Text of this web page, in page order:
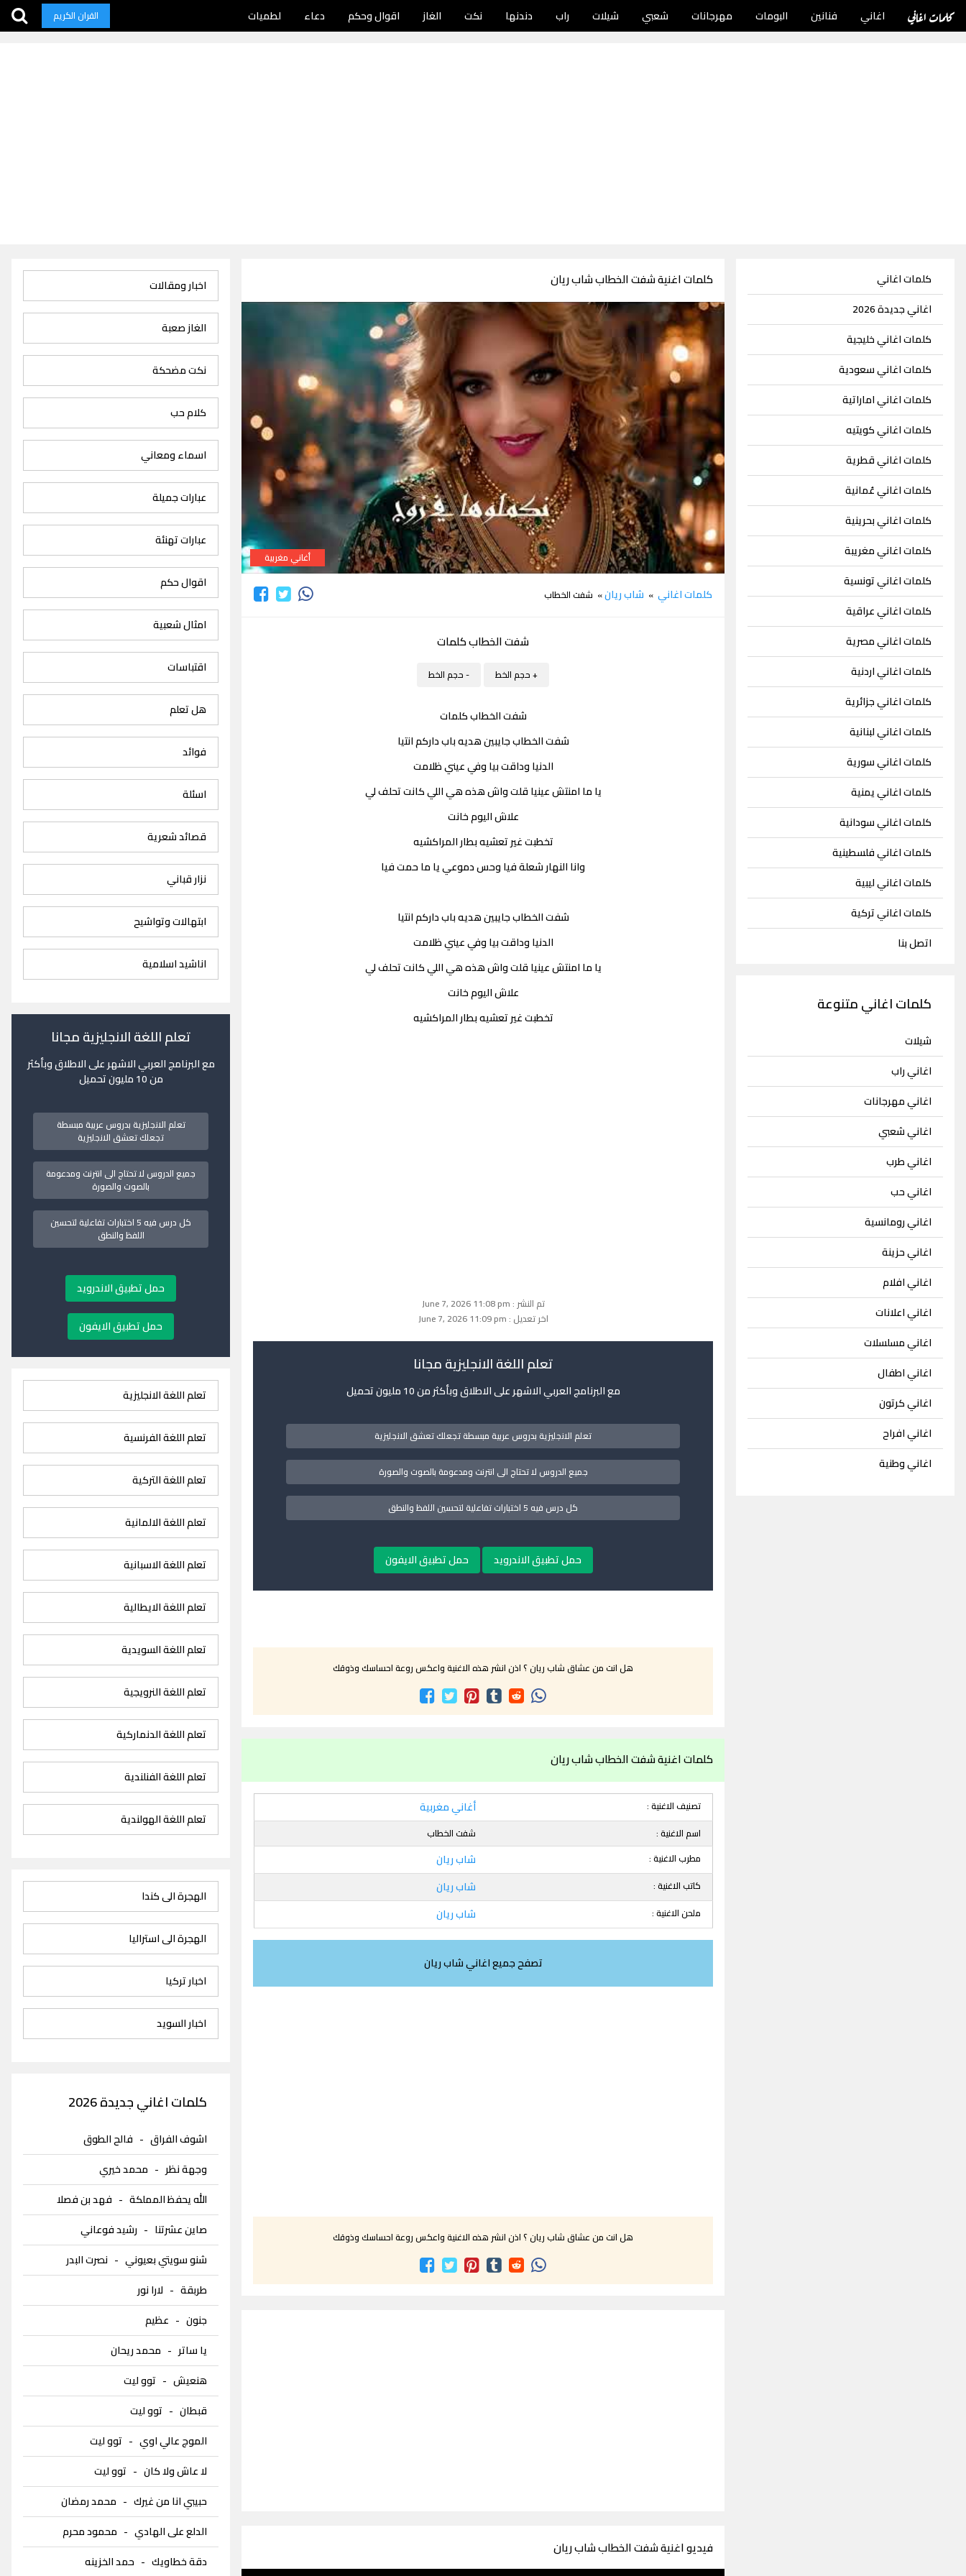
كلمات اغاني اغاني فنانين البومات مهرجانات شعبي شيلات راب دندنها نكت الغاز اقوال وحكم دعاء لطميات القران الكريم
كلمات اغاني
اغاني جديدة 2026
كلمات اغاني خليجية
كلمات اغاني سعودية
كلمات اغاني اماراتية
كلمات اغاني كويتيه
كلمات اغاني قطرية
كلمات اغاني عُمانية
كلمات اغاني بحرينية
كلمات اغاني مغريبة
كلمات اغاني تونسية
كلمات اغاني عراقية
كلمات اغاني مصرية
كلمات اغاني اردنية
كلمات اغاني جزائرية
كلمات اغاني لبنانية
كلمات اغاني سورية
كلمات اغاني يمنية
كلمات اغاني سودانية
كلمات اغاني فلسطينية
كلمات اغاني ليبية
كلمات اغاني تركية
اتصل بنا
كلمات اغاني متنوعة
شيلات
اغاني راب
اغاني مهرجانات
اغاني شعبي
اغاني طرب
اغاني حب
اغاني رومانسية
اغاني حزينة
اغاني افلام
اغاني اعلانات
اغاني مسلسلات
اغاني اطفال
اغاني كرتون
اغاني افراح
اغاني وطنية
كلمات اغنية شفت الخطاب شاب ريان
أغاني مغربية
كلمات اغاني » شاب ريان» شفت الخطاب
شفت الخطاب كلمات
+ حجم الخط - حجم الخط
شفت الخطاب كلمات
شفت الخطاب جايبين هديه باب داركم انتيا
الدنيا وداقت بيا وفي عيني ظلامت
يا ما امنتش عينيا قلت واش هذه هي اللي كانت تحلف لي
علاش اليوم خانت
تخطبت غير تعشيه بطار المراكشيه
وانا النهار شعلة فيا وحس دموعي يا ما حمت فيا
شفت الخطاب جايبين هديه باب داركم انتيا
الدنيا وداقت بيا وفي عيني ظلامت
يا ما امنتش عينيا قلت واش هذه هي اللي كانت تحلف لي
علاش اليوم خانت
تخطبت غير تعشيه بطار المراكشيه
تم النشر : June 7, 2026 11:08 pm
اخر تعديل : June 7, 2026 11:09 pm
تعلم اللغة الانجليزية مجانا
مع البرنامج العربي الاشهر على الاطلاق وبأكثر من 10 مليون تحميل
تعلم الانجليزية بدروس عربية مبسطة تجعلك تعشق الانجليزية
جميع الدروس لا تحتاج الى انترنت ومدعومة بالصوت والصورة
كل درس فيه 5 اختبارات تفاعلية لتحسين اللفظ والنطق
حمل تطبيق الاندرويد حمل تطبيق الايفون
هل انت من عشاق شاب ريان ؟ اذن انشر هذه الاغنية واعكس روعة احساسك وذوقك
كلمات اغنية شفت الخطاب شاب ريان
تصنيف الاغنية : أغاني مغربية
اسم الاغنية :
شفت الخطاب
مطرب الاغنية :
شاب ريان
كاتب الاغنية : شاب ريان
ملحن الاغنية : شاب ريان
تصفح جميع اغاني شاب ريان
هل انت من عشاق شاب ريان ؟ اذن انشر هذه الاغنية واعكس روعة احساسك وذوقك
فيديو اغنية شفت الخطاب شاب ريان
اخبار ومقالات
الغاز صعبة
نكت مضحكة
كلام حب
اسماء ومعاني
عبارات جميلة
عبارات تهنئة
اقوال حكم
امثال شعبية
اقتباسات
هل تعلم
فوائد
اسئلة
قصائد شعرية
نزار قباني
ابتهالات وتواشيح
اناشيد اسلامية
تعلم اللغة الانجليزية مجانا
مع البرنامج العربي الاشهر على الاطلاق وبأكثر
من 10 مليون تحميل
تعلم الانجليزية بدروس عربية مبسطة
تجعلك تعشق الانجليزية
جميع الدروس لا تحتاج الى انترنت ومدعومة
بالصوت والصورة
كل درس فيه 5 اختبارات تفاعلية لتحسين
اللفظ والنطق
حمل تطبيق الاندرويد
حمل تطبيق الايفون
تعلم اللغة الانجليزية
تعلم اللغة الفرنسية
تعلم اللغة التركية
تعلم اللغة الالمانية
تعلم اللغة الاسبانية
تعلم اللغة الايطالية
تعلم اللغة السويدية
تعلم اللغة النرويجية
تعلم اللغة الدنماركية
تعلم اللغة الفنلندية
تعلم اللغة الهولندية
الهجرة الى كندا
الهجرة الى استراليا
اخبار تركيا
اخبار السويد
كلمات اغاني جديدة 2026
اشوف الفراق- فالح الطوق
وجهة نظر - محمد خيري
الله يحفظ المملكة- فهد بن فصلا
صاين عشرتنا - رشيد فوعاني
شنو سويتي بعيوني- نصرت البدر
طربقة- لارا نور
جنون- عظيم
يا ساتر - محمد ريحان
هنعيش- توو ليت
قبطان- توو ليت
الموج عالي اوي- توو ليت
لا عاش ولا كان- توو ليت
حبيبي انا من غيرك- محمد رمضان
الدلع على الهادي- محمود محرم
دقة خطاويك- حمد الخزينه